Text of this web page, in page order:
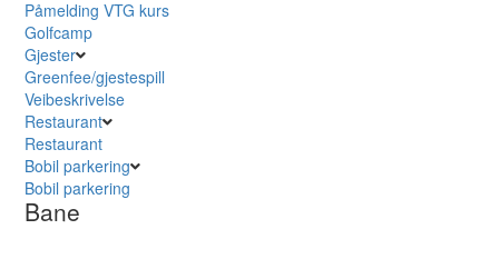
Påmelding VTG kurs
Golfcamp
Gjester
Greenfee/gjestespill
Veibeskrivelse
Restaurant
Restaurant
Bobil parkering
Bobil parkering
Bane